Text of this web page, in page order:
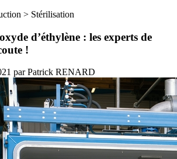
> Stérilisation
d’éthylène : les experts de
!
parPatrick RENARD